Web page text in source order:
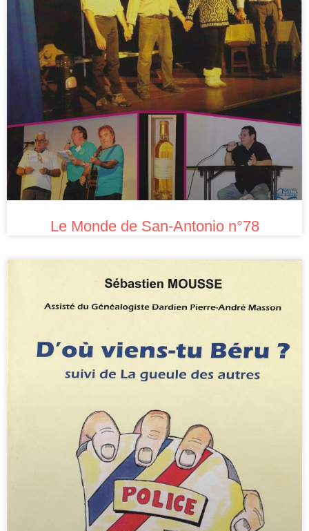
Le Monde de San-Antonio n°78